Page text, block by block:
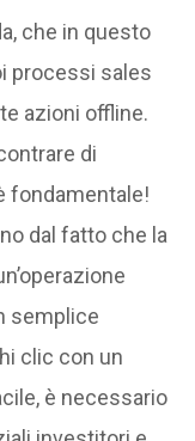
che in questo
processi sales
azioni offline.
di
fondamentale!
dal fatto che la
semplice
clic con un
è necessario